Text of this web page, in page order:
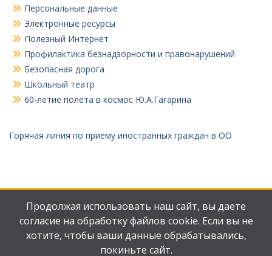
Персональные данные
Электронные ресурсы
Полезный Интернет
Профилактика безнадзорности и правонарушений
Безопасная дорога
Школьный театр
60-летие полета в космос Ю.А.Гагарина
Горячая линия по приему иностранных граждан в ОО
Мы
Наш
Продолжая использовать наш сайт, вы даете
согласие на обработку файлов cookie. Если вы не
хотите, чтобы ваши данные обрабатывались,
покиньте сайт.